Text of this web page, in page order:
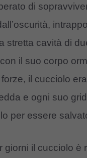
di
stretta cavità di
il suo corpo
il cucciolo
e ogni suo
per essere
giorni il cucciolo è